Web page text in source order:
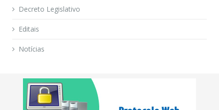
Decreto Legislativo
Editais
Notícias